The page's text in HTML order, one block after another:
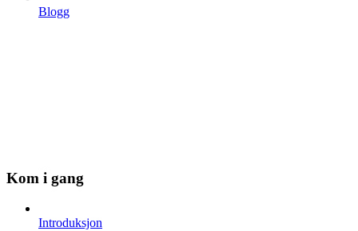
Blogg
Kom i gang
Introduksjon